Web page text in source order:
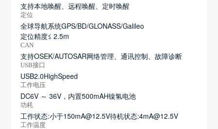
支持本地唤醒、远程唤醒、定时唤醒
定位
全球导航系统GPS/BD/GLONASS/Galileo
定位精度≤ 2.5m
CAN
支持OSEK/AUTOSAR网络管理、通讯控制、故障诊断
USB接口
USB2.0HighSpeed
工作电压
DC6V ～ 36V，内置500mAH镍氢电池
功耗
工作状态:小于150mA@12.5V待机状态:4mA@12.5V
工作温度